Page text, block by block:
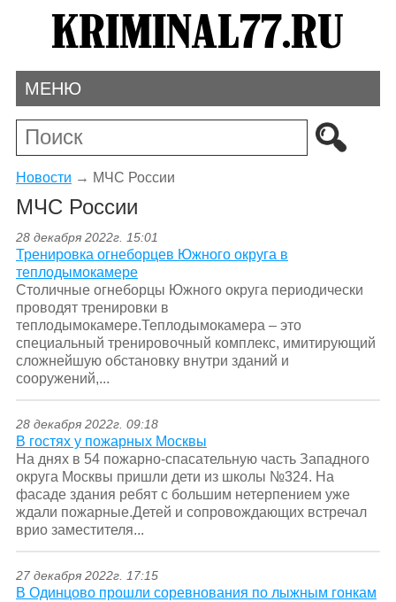
МЕНЮ
Новости → МЧС России
МЧС России
28 декабря 2022г. 15:01
Тренировка огнеборцев Южного округа в
теплодымокамере
Столичные огнеборцы Южного округа периодически
проводят тренировки в
теплодымокамере.Теплодымокамера – это
специальный тренировочный комплекс, имитирующий
сложнейшую обстановку внутри зданий и
сооружений,...
28 декабря 2022г. 09:18
В гостях у пожарных Москвы
На днях в 54 пожарно-спасательную часть Западного
округа Москвы пришли дети из школы №324. На
фасаде здания ребят с большим нетерпением уже
ждали пожарные.Детей и сопровождающих встречал
врио заместителя...
27 декабря 2022г. 17:15
В Одинцово прошли соревнования по лыжным гонкам